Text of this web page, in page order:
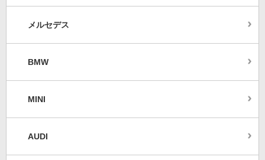
メルセデス
BMW
MINI
AUDI